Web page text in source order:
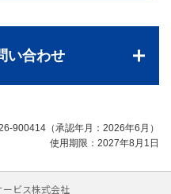
い合わせ
900414（承認年月：2026年6月）
使用期限：2027年8月1日
ビス株式会社